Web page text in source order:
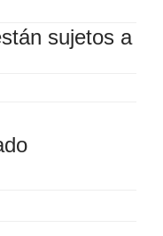
sujetos a